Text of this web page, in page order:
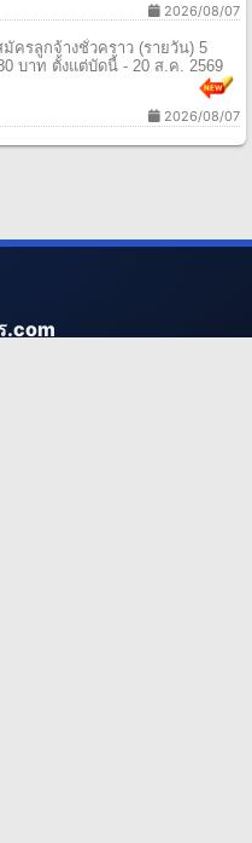
2026/08/07
ครลูกจ้างชั่วคราว (รายวัน) 5
บาท ตั้งแต่บัดนี้ - 20 ส.ค. 2569
2026/08/07
.com